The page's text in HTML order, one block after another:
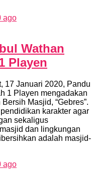
ago
Wathan
Playen
17 Januari 2020, Pandu
1 Playen mengadakan
Masjid, “Gebres”.
karakter agar
sekaligus
dan lingkungan
adalah masjid-
ago